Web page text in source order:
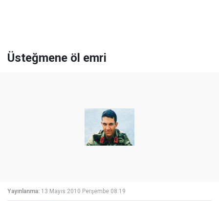
Üsteğmene öl emri
Yayınlanma: 13 Mayıs 2010 Perşembe 08:19